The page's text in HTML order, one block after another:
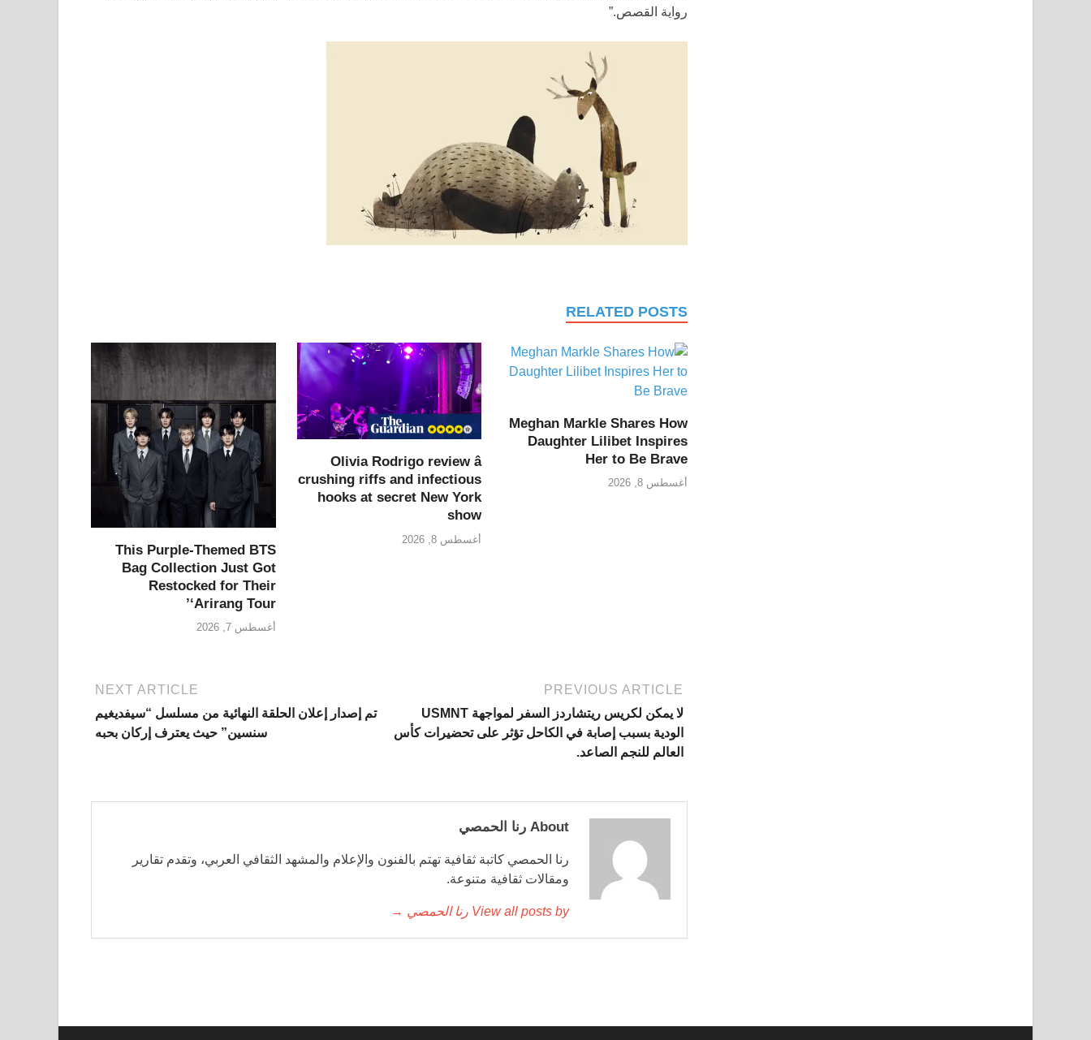
رواية القصص.”
RELATED POSTS
Meghan Markle Shares How
Daughter Lilibet Inspires
Her to Be Brave
أغسطس 8, 2026
Olivia Rodrigo review â
crushing riffs and infectious
hooks at secret New York
show
أغسطس 8, 2026
This Purple-Themed BTS
Bag Collection Just Got
Restocked for Their
‘Arirang Tour’
أغسطس 7, 2026
PREVIOUS ARTICLE
لا يمكن لكريس ريتشاردز السفر لمواجهة USMNT
الودية بسبب إصابة في الكاحل تؤثر على تحضيرات كأس
العالم للنجم الصاعد.
NEXT ARTICLE
تم إصدار إعلان الحلقة النهائية من مسلسل “سيفديغيم
سنسين” حيث يعترف إركان بحبه
About رنا الحمصي
رنا الحمصي كاتبة ثقافية تهتم بالفنون والإعلام والمشهد الثقافي العربي، وتقدم تقارير
ومقالات ثقافية متنوعة.
View all posts by رنا الحمصي →